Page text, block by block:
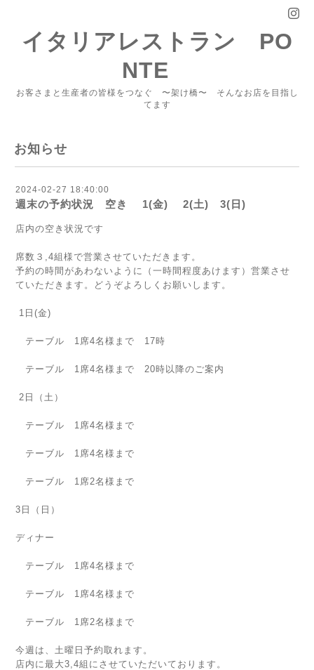
イタリアレストラン PO
NTE
お客さまと生産者の皆様をつなぐ 〜架け橋〜 そんなお店を目指し
てます
お知らせ
2024-02-27 18:40:00
週末の予約状況 空き 1(金) 2(土) 3(日)
店内の空き状況です
席数３,4組様で営業させていただきます。
予約の時間があわないように（一時間程度あけます）営業させ
ていただきます。どうぞよろしくお願いします。
1日(金)
テーブル 1席4名様まで 17時
テーブル 1席4名様まで 20時以降のご案内
2日（土）
テーブル 1席4名様まで
テーブル 1席4名様まで
テーブル 1席2名様まで
3日（日）
ディナー
テーブル 1席4名様まで
テーブル 1席4名様まで
テーブル 1席2名様まで
今週は、土曜日予約取れます。
店内に最大3,4組にさせていただいております。